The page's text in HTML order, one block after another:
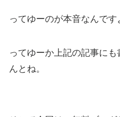
ってゆーのが本音なんです
ってゆーか上記の記事に
んとね。